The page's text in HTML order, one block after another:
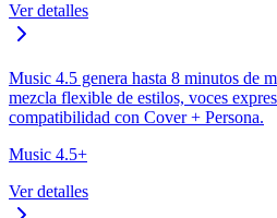
Ver detalles
Music 4.5 genera hasta 8 minutos de
mezcla flexible de estilos, voces
compatibilidad con Cover + Persona.
Music 4.5+
Ver detalles